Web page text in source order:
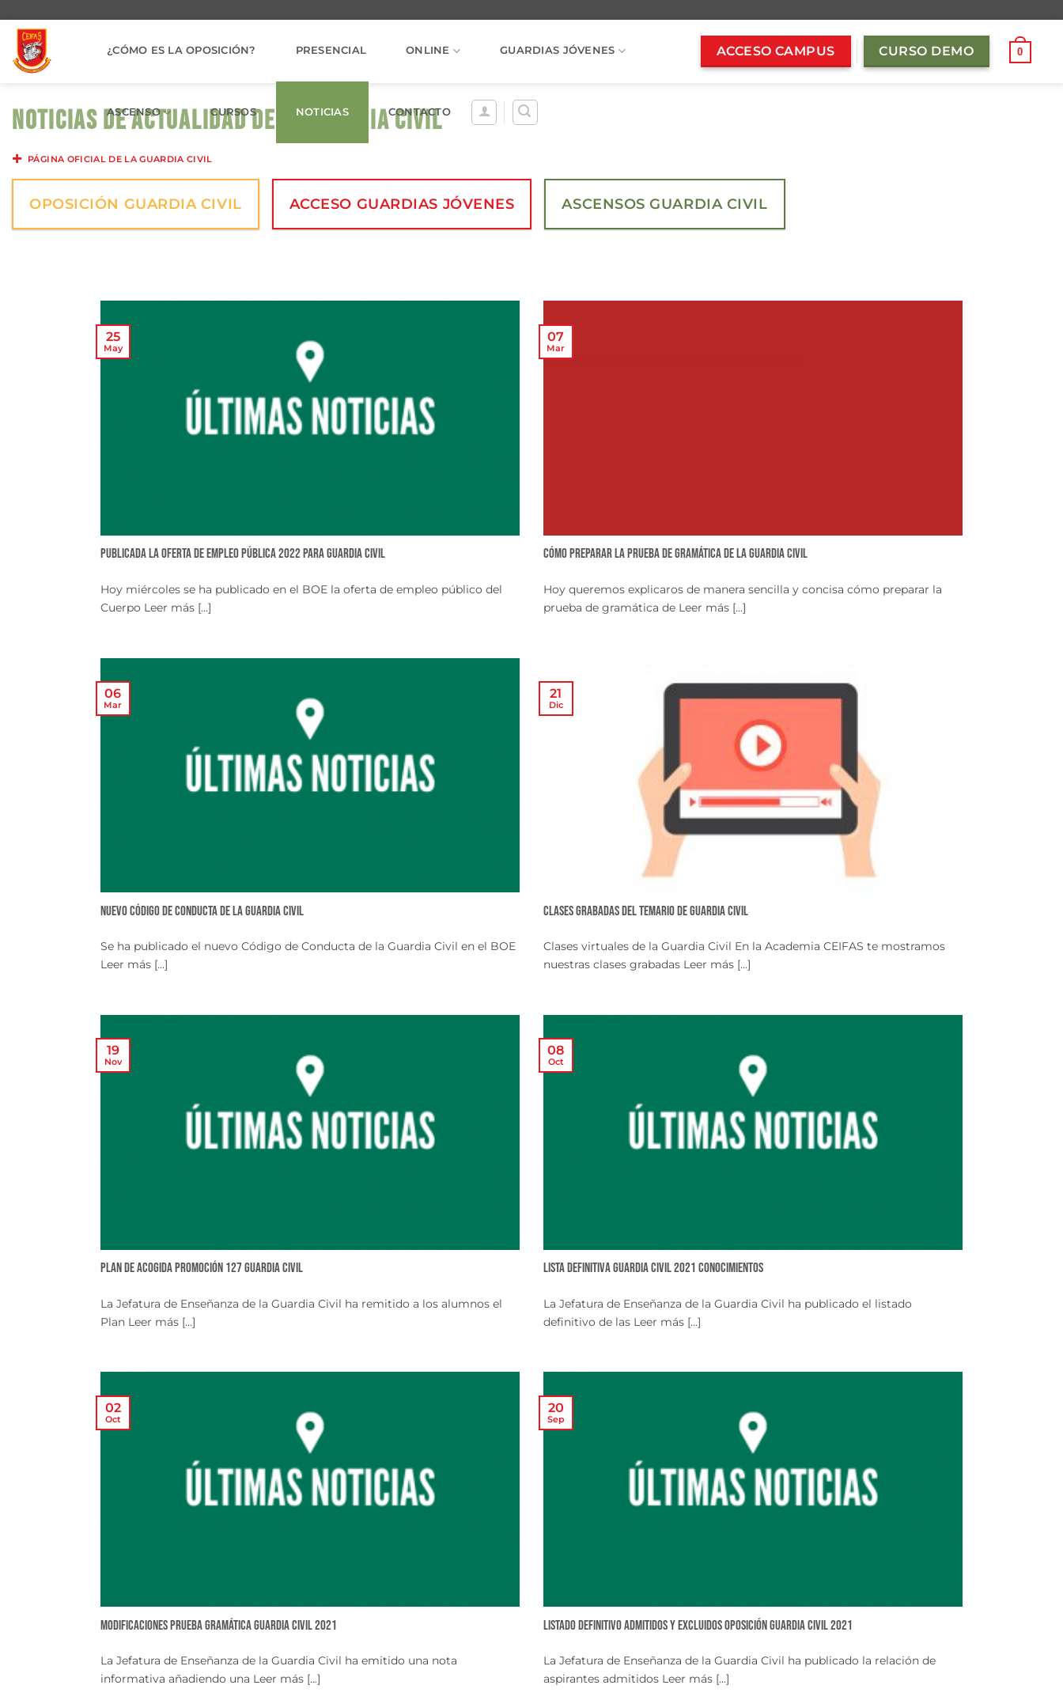
contenido
¿CÓMO ES LA OPOSICIÓN? PRESENCIAL ONLINE GUARDIAS JÓVENES
ASCENSO CURSOS NOTICIAS CONTACTO
ACCESO CAMPUS CURSO DEMO 0
NOTICIAS DE ACTUALIDAD DE LA GUARDIA CIVIL
PÁGINA OFICIAL DE LA GUARDIA CIVIL
OPOSICIÓN GUARDIA CIVIL ACCESO GUARDIAS JÓVENES ASCENSOS GUARDIA CIVIL
Publicada la oferta de empleo pública 2022 para Guardia Civil
Hoy miércoles se ha publicado en el BOE la oferta de empleo público del
Cuerpo Leer más [...]
25
May
Cómo preparar la prueba de gramática de la Guardia Civil
Hoy queremos explicaros de manera sencilla y concisa cómo preparar la
prueba de gramática de Leer más [...]
07
Mar
Nuevo Código de Conducta de la Guardia Civil
Se ha publicado el nuevo Código de Conducta de la Guardia Civil en el BOE
Leer más [...]
06
Mar
Clases Grabadas del Temario de Guardia Civil
Clases virtuales de la Guardia Civil En la Academia CEIFAS te mostramos
nuestras clases grabadas Leer más [...]
21
Dic
Plan de Acogida Promoción 127 Guardia Civil
La Jefatura de Enseñanza de la Guardia Civil ha remitido a los alumnos el
Plan Leer más [...]
19
Nov
Lista definitiva guardia civil 2021 conocimientos
La Jefatura de Enseñanza de la Guardia Civil ha publicado el listado
definitivo de las Leer más [...]
08
Oct
Modificaciones prueba gramática Guardia Civil 2021
La Jefatura de Enseñanza de la Guardia Civil ha emitido una nota
informativa añadiendo una Leer más [...]
02
Oct
Listado Definitivo admitidos y excluidos oposición Guardia Civil 2021
La Jefatura de Enseñanza de la Guardia Civil ha publicado la relación de
aspirantes admitidos Leer más [...]
20
Sep